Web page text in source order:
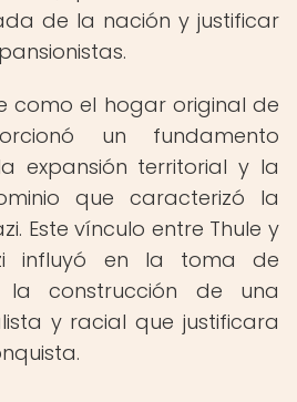
de la nación y justificar
como el hogar original de
un fundamento
expansión territorial y la
que caracterizó la
Este vínculo entre Thule y
influyó en la toma de
la construcción de una
y racial que justificara